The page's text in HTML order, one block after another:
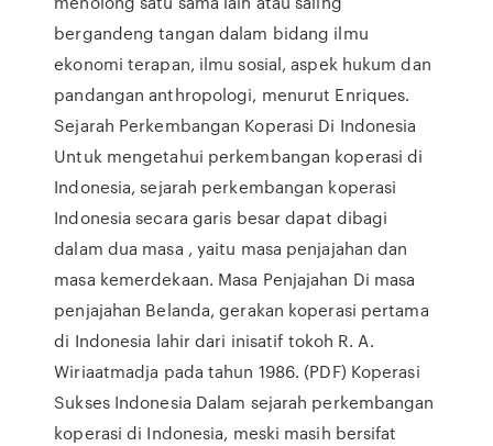
bergandeng tangan dalam bidang ilmu
ekonomi terapan, ilmu sosial, aspek hukum dan
pandangan anthropologi, menurut Enriques.
Sejarah Perkembangan Koperasi Di Indonesia
Untuk mengetahui perkembangan koperasi di
Indonesia, sejarah perkembangan koperasi
Indonesia secara garis besar dapat dibagi
dalam dua masa , yaitu masa penjajahan dan
masa kemerdekaan. Masa Penjajahan Di masa
penjajahan Belanda, gerakan koperasi pertama
di Indonesia lahir dari inisatif tokoh R. A.
Wiriaatmadja pada tahun 1986. (PDF) Koperasi
Sukses Indonesia Dalam sejarah perkembangan
koperasi di Indonesia, meski masih bersifat